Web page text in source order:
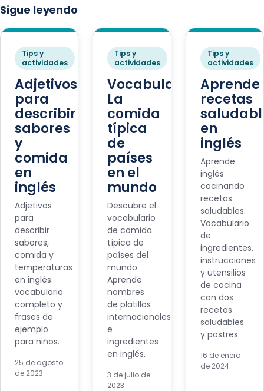
Sigue leyendo
Tips y
actividades
Adjetivos
para
describir
sabores
y
comida
en
inglés
Adjetivos
para
describir
sabores,
comida y
temperaturas
en inglés:
vocabulario
completo y
frases de
ejemplo
para niños.
25 de agosto
de 2023
Tips y
actividades
Vocabulario:
La
comida
típica
de
países
en el
mundo
Descubre el
vocabulario
de comida
típica de
países del
mundo.
Aprende
nombres
de platillos
internacionales
e
ingredientes
en inglés.
3 de julio de
2023
Tips y
actividades
Aprende
recetas
en
inglés
Aprende
inglés
cocinando
recetas
saludables.
Vocabulario
de
ingredientes,
instrucciones
y utensilios
de cocina
con dos
recetas
saludables
y postres.
16 de enero
de 2024